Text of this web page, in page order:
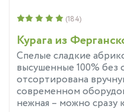
Курага из
Спелые сладкие
высушенные 100% без
отсортирована
современном
нежная – можно сразу
(184)